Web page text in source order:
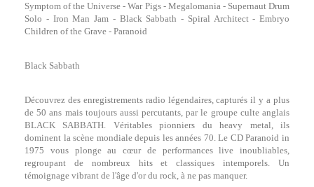
Symptom of the Universe - War Pigs - Megalomania - Supernaut Drum
Solo - Iron Man Jam - Black Sabbath - Spiral Architect - Embryo
Children of the Grave - Paranoid
Black Sabbath
Découvrez des enregistrements radio légendaires, capturés il y a plus
de 50 ans mais toujours aussi percutants, par le groupe culte anglais
BLACK SABBATH. Véritables pionniers du heavy metal, ils
dominent la scène mondiale depuis les années 70. Le CD Paranoid in
1975 vous plonge au cœur de performances live inoubliables,
regroupant de nombreux hits et classiques intemporels. Un
témoignage vibrant de l'âge d'or du rock, à ne pas manquer.